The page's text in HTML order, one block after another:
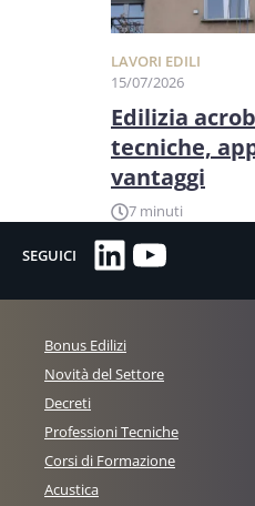
LAVORI EDILI
15/07/2026
Edilizia
tecniche,
vantaggi
7 minuti
SEGUICI LinkedIn
Bonus Edilizi
Novità del Settore
Decreti
Professioni Tecniche
Corsi di Formazione
Acustica